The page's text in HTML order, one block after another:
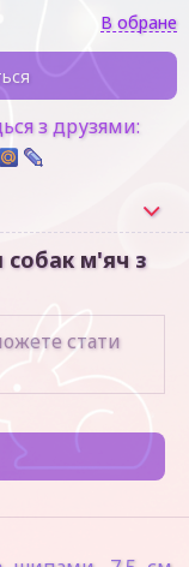
В обране
з друзями:
собак м'яч з
стати